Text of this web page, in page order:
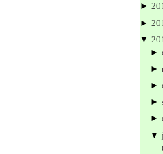
►
►
▼
►
►
►
►
►
▼